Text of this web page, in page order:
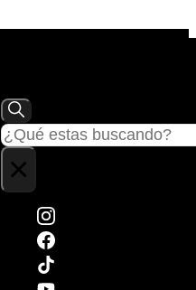
Buscar
×